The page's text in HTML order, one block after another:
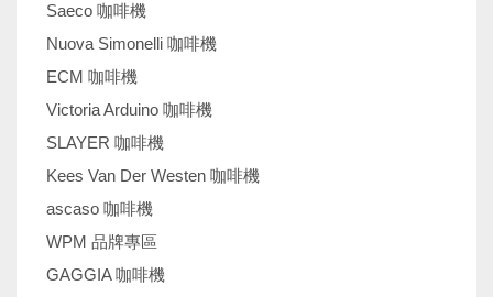
Saeco 咖啡機
Nuova Simonelli 咖啡機
ECM 咖啡機
Victoria Arduino 咖啡機
SLAYER 咖啡機
Kees Van Der Westen 咖啡機
ascaso 咖啡機
WPM 品牌專區
GAGGIA 咖啡機